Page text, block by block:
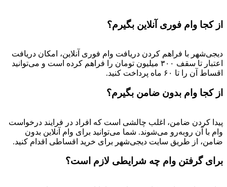
از کجا وام فوری آنلاین بگیرم؟
دیجی‌شهر با فراهم کردن دریافت وام فوری آنلاین، امکان دریافت
اعتبار تا سقف ۳۰۰ میلیون تومان را فراهم کرده است و می‌توانید
اقساط آن را تا ۶۰ ماه پرداخت کنید.
از کجا وام بدون ضامن بگیرم؟
پیدا کردن ضامن، اغلب چالشی است که افراد در فرایند درخواست
وام با آن روبه‌رو می‌شوند. شما می‌توانید برای وام آنلاین بدون
ضامن، از طریق سایت دیجی‌شهر برای خرید اقساطی اقدام کنید.
برای گرفتن وام چه شرایطی لازم است؟